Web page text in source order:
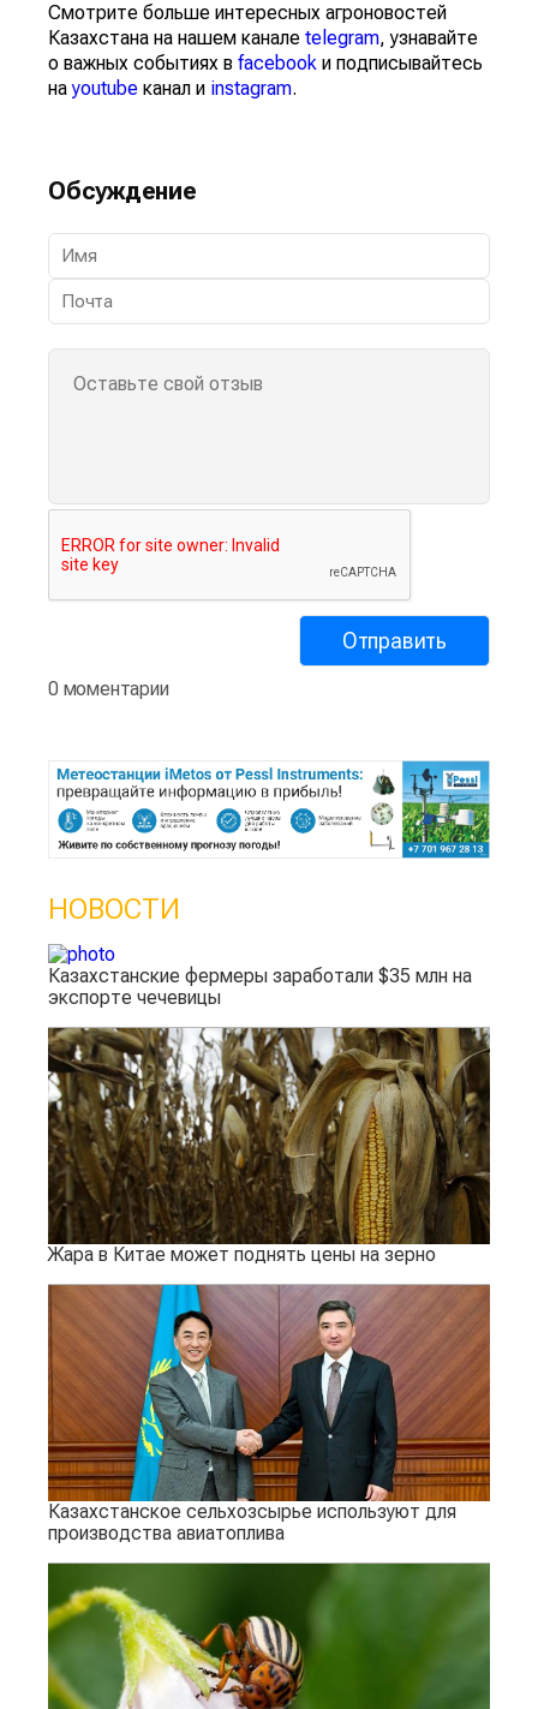
Смотрите больше интересных агроновостей
Казахстана на нашем канале telegram, узнавайте
о важных событиях в facebook и подписывайтесь
наyoutube канал и instagram.
Обсуждение
0 моментарии
НОВОСТИ
Казахстанские фермеры заработали $35 млн на
экспорте чечевицы
Жара в Китае может поднять цены на зерно
Казахстанское сельхозсырье используют для
производства авиатоплива